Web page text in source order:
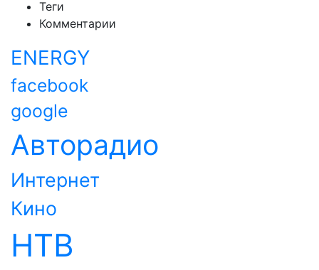
Теги
Комментарии
ENERGY
facebook
google
Авторадио
Интернет
Кино
НТВ